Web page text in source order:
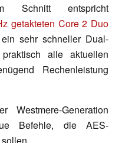
Schnitt entspricht
getakteten Core 2 Duo
sehr schneller Dual-
alle aktuellen
Rechenleistung
Westmere-Generation
Befehle, die AES-